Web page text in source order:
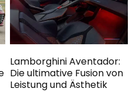
Lamborghini Aventador:
Die ultimative Fusion von
Leistung und Ästhetik